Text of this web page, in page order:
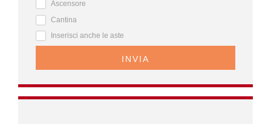
Ascensore
Cantina
Inserisci anche le aste
INVIA